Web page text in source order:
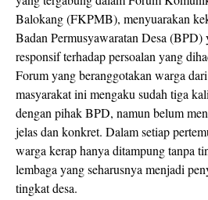
Balokang (FKPMB), menyuarakan
Badan Permusyawaratan Desa
responsif terhadap persoalan yang
Forum yang beranggotakan warga
masyarakat ini mengaku sudah tiga
dengan pihak BPD, namun belum
jelas dan konkret. Dalam setiap
warga kerap hanya ditampung tanpa
lembaga yang seharusnya menjadi
tingkat desa.